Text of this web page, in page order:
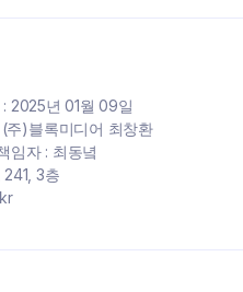
: 2025년 01월 09일
주)블록미디어 최창환
임자 : 최동녘
3층